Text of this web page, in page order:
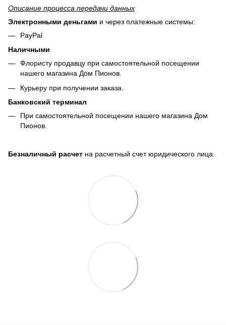
Описание процесса передачи данных
Электронными деньгами и через платежные системы:
PayPal
Наличными
Флористу продавцу при самостоятельной посещении
нашего магазина Дом Пионов.
Курьеру при получении заказа.
Банковский терминал
При самостоятельной посещении нашего магазина Дом
Пионов.
Безналичный расчет на расчетный счет юридического лица.